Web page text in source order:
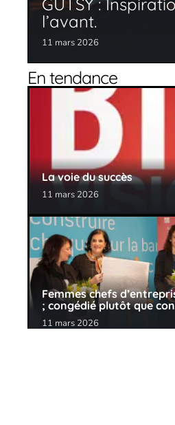
GUTSY :
l’avant.
11 mars 2026
En tendance
La voie du succès
11 mars 2026
Femmes chefs
; congédié plutôt que
11 mars 2026